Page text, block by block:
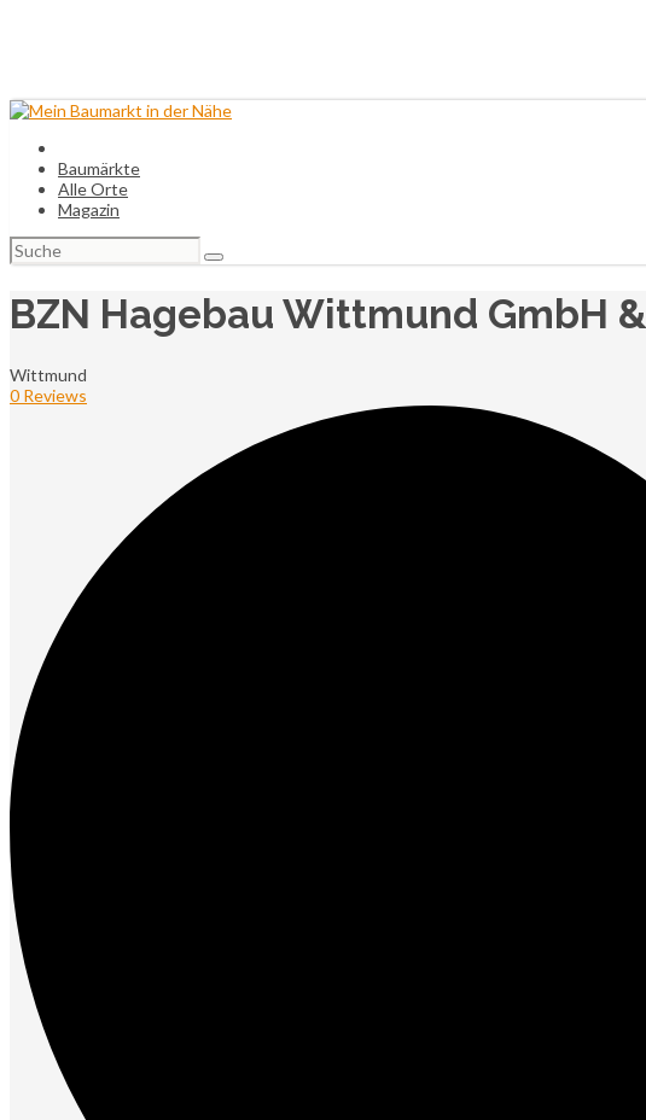
Baumärkte
Alle Orte
Magazin
Suchen
nach:
BZN Hagebau Wittmund GmbH &
Wittmund
0 Reviews